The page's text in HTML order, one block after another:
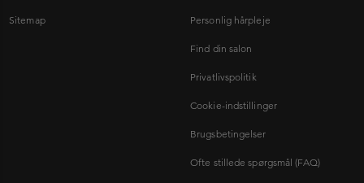
Sitemap Personlig hårpleje
Find din salon
Privatlivspolitik
Cookie-indstillinger
Brugsbetingelser
Ofte stillede spørgsmål (FAQ)